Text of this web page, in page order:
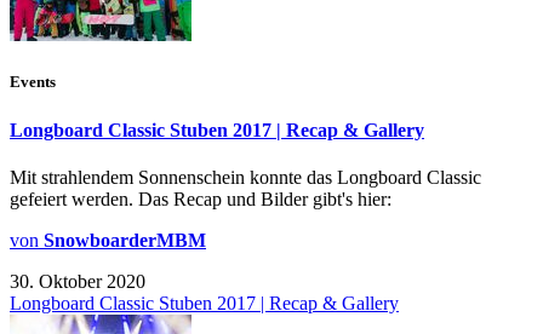
Events
Longboard Classic Stuben 2017 | Recap & Gallery
Mit strahlendem Sonnenschein konnte das Longboard Classic
gefeiert werden. Das Recap und Bilder gibt's hier:
von SnowboarderMBM
30. Oktober 2020
Longboard Classic Stuben 2017 | Recap & Gallery